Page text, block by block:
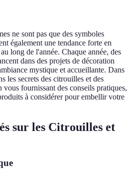
ne sont pas que des symboles
également une tendance forte en
long de l'année. Chaque année, des
dans des projets de décoration
mystique et accueillante. Dans
les secrets des citrouilles et des
vous fournissant des conseils pratiques,
à considérer pour embellir votre
sur les Citrouilles et